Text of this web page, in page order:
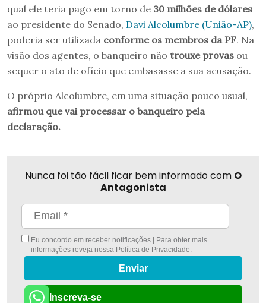
qual ele teria pago em torno de 30 milhões de dólares
ao presidente do Senado, Davi Alcolumbre (União-AP),
poderia ser utilizada conforme os membros da PF. Na
visão dos agentes, o banqueiro não trouxe provas ou
sequer o ato de ofício que embasasse a sua acusação.
O próprio Alcolumbre, em uma situação pouco usual,
afirmou que vai processar o banqueiro pela
declaração.
Nunca foi tão fácil ficar bem informado com O
Antagonista
Eu concordo em receber notificações | Para obter mais
informações reveja nossa Política de Privacidade
Enviar
Inscreva-se